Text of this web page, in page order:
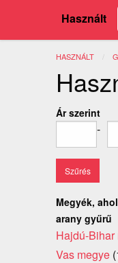
Használt
HASZNÁLT
Ár szerint
-
Megyék,
arany gyűrű
Hajdú-Bihar
Vas megye